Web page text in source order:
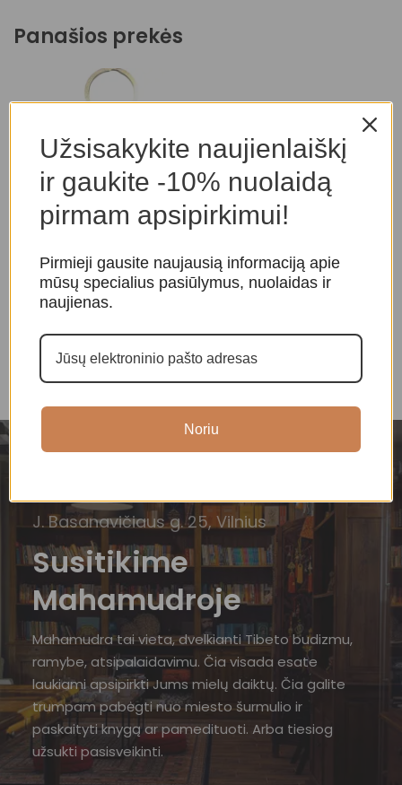
Panašios prekės
Raktų pakabukas „Budos
akys”
Amuletai, papuošalai
Ametisto pakabukas
Amuletai, papuošalai
J. Basanavičiaus g. 25, Vilnius
Susitikime
Mahamudroje
Mahamudra tai vieta, dvelkianti Tibeto budizmu,
ramybe, atsipalaidavimu. Čia visada esate
laukiami apsipirkti Jums mielų daiktų. Čia galite
trumpam pabėgti nuo miesto šurmulio ir
paskaityti knygą ar pamedituoti. Arba tiesiog
užsukti pasisveikinti.
Užsisakykite naujienlaiškį
ir gaukite -10% nuolaidą
pirmam apsipirkimui!
Pirmieji gausite naujausią informaciją apie
mūsų specialius pasiūlymus, nuolaidas ir
naujienas.
Noriu